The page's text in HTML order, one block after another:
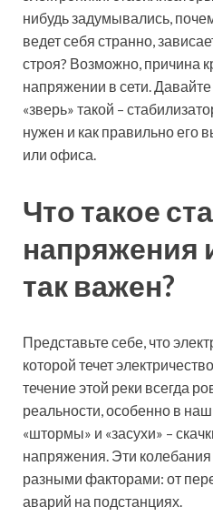
нибудь задумывались,
ведет себя странно,
строя? Возможно, причина
напряжении в сети. Давайте
«зверь» такой –
нужен и как правильно его
или офиса.
Что такое
напряжения
так важен?
Представьте себе, что
которой течет
течение этой реки всегда
реальности, особенно в
«штормы» и «засухи» –
напряжения. Эти
разными факторами: от
аварий на подстанциях.